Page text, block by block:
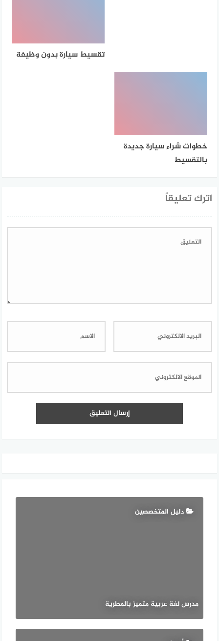
تقسيط سيارة بدون وظيفة
خطوات شراء سيارة جديدة
بالتقسيط
اترك تعليقاً
دليل المتخصصين
مدرس لغة عربية متميز بالمطرية